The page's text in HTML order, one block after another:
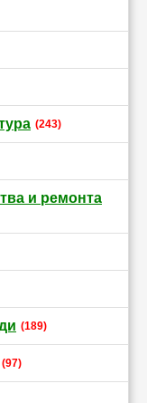
(243)
и ремонта
(189)
(97)